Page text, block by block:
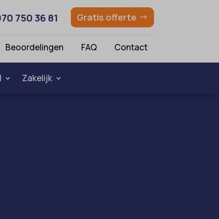
Gratis offerte
750 36 81
Beoordelingen FAQ Contact
Zakelijk